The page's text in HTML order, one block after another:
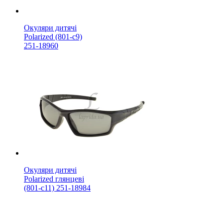
Окуляри дитячі
Polarized (801-с9)
251-18960
Окуляри дитячі
Polarized глянцеві
(801-с11) 251-18984